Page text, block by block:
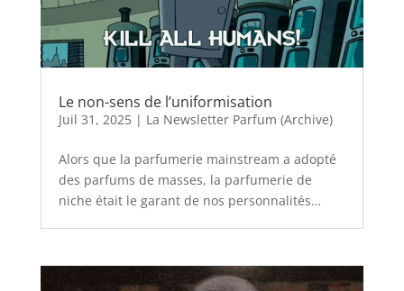
Le non-sens de l’uniformisation
Juil 31, 2025| La Newsletter Parfum (Archive)
Alors que la parfumerie mainstream a adopté
des parfums de masses, la parfumerie de
niche était le garant de nos personnalités…